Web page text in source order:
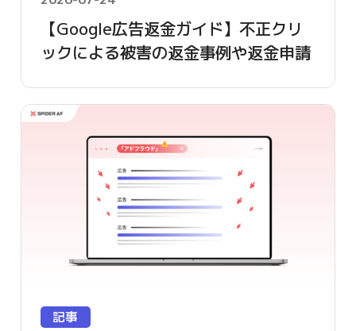
【Google広告返金ガイド】不正クリ
ックによる被害の返金事例や返金申請
記事